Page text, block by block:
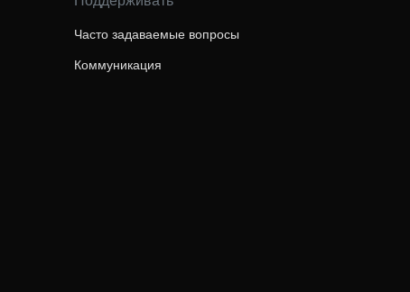
Часто задаваемые вопросы
Коммуникация